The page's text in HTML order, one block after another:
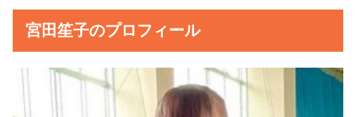
宮田笙子のプロフィール